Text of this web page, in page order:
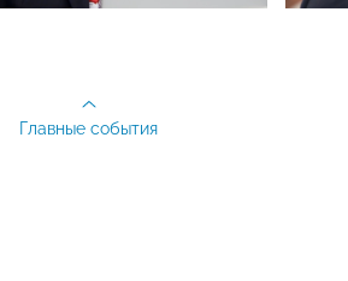
Главные события